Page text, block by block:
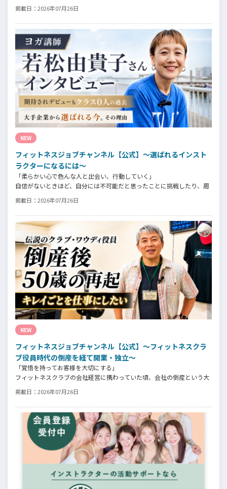
大さんへインタビュー。
今の仕事や環境を変えたい！とお悩みの方、必見です！
掲載日： 2026年07月26日
NEW
フィットネスジョブチャンネル【公式】～選ばれるインスト
ラクターになるには～
「柔らかい心で色んな人と出会い、行動していく」
自信がないときほど、自分には不可能だと思ったことに挑戦したり、周
そんな風に自分だけでは思いつかないことを行動に移してきた結果が、
今に繋がっているとお話してくださったヨガ講師の若松由貴子さん。選
ばれるインストラクターになるために若松さんが取られた行動とは？
掲載日： 2026年07月26日
NEW
フィットネスジョブチャンネル【公式】～フィットネスクラ
ブ役員時代の倒産を経て開業・独立～
「覚悟を持ってお客様を大切にする」
フィットネスクラブの会社経営に携わっていた頃、会社の倒産という大
ナルジム「ファントレイン」代表近藤健祐さんにインタビュー。
フィットネスクラブのキャンペーンや違約金制度はお客様を大切にする
仕組みだろうか！？資金が底をつく恐怖と闘いながらもお客様との絆を
築き上げた秘訣とは？
掲載日： 2026年07月26日